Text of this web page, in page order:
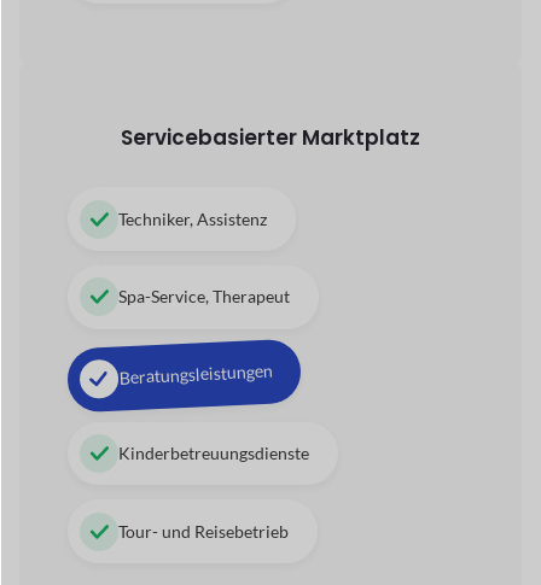
Tour- und Reisebetrieb
42+
Optimieren Sie Ihren Shop mit Premium-Modulen